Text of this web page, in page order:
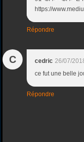
https://
Répondre
C cedric 26/07/
ce fut une belle
Répondre